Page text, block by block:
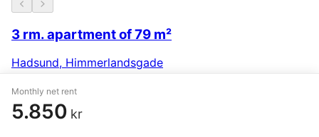
Monthly net rent
5.850 kr
3 rm. apartment of 79 m²
Hadsund, Himmerlandsgade
5.239 kr. 21 January